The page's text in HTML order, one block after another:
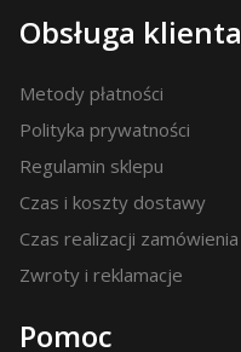
Obsługa klienta
Metody płatności
Polityka prywatności
Regulamin sklepu
Czas i koszty dostawy
Czas realizacji zamówienia
Zwroty i reklamacje
Pomoc